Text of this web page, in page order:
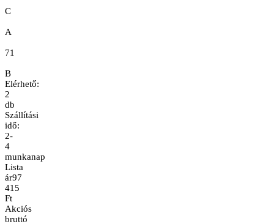
C
A
71
B
Elérhető:
2
db
Szállítási
idő:
2-
4
munkanap
Lista
ár97
415
Ft
Akciós
bruttó